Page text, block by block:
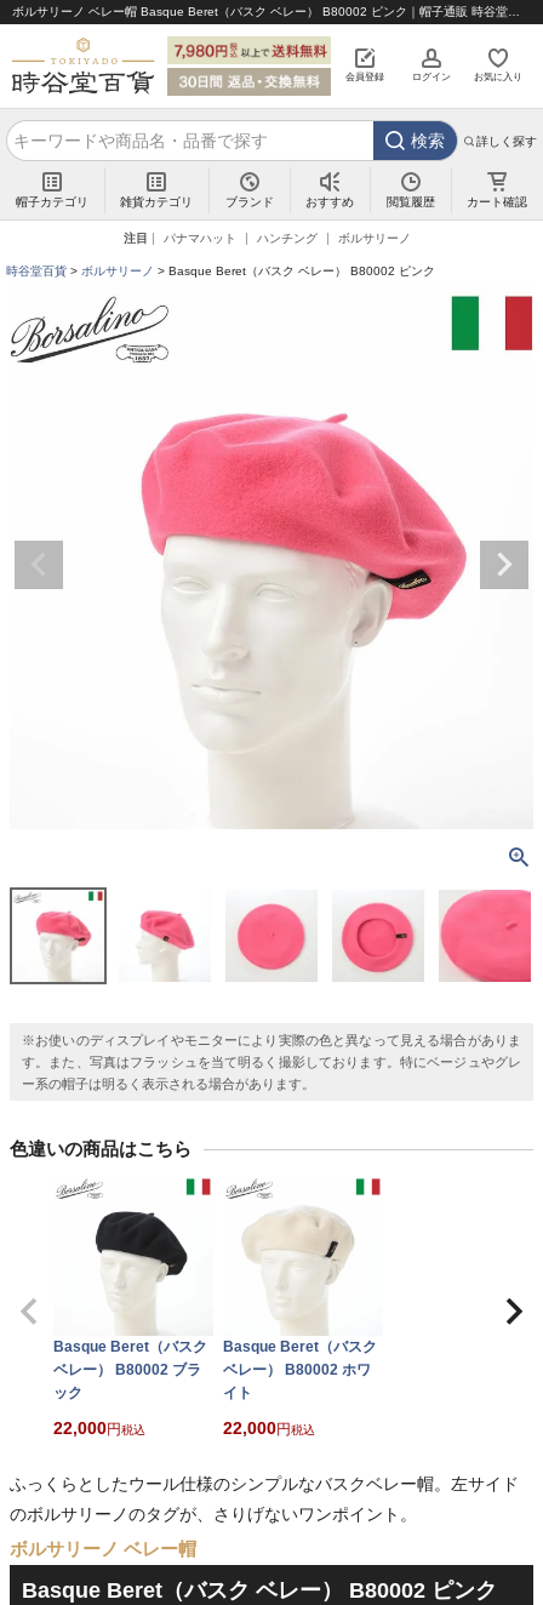
会員登録 ログイン お気に入り
検索 詳しく探す
帽子カテゴリ 雑貨カテゴリ ブランド おすすめ 閲覧履歴 カート確認
注目 パナマハット ハンチング ボルサリーノ
時谷堂百貨 ボルサリーノ Basque Beret（バスク ベレー） B80002 ピンク
※お使いのディスプレイやモニターにより実際の色と異なって見える場合がありま
す。また、写真はフラッシュを当て明るく撮影しております。特にベージュやグレ
ー系の帽子は明るく表示される場合があります。
色違いの商品はこちら
Basque Beret（バスク
ベレー） B80002 ブラ
ック
22,000 税込
Basque Beret（バスク
ベレー） B80002 ホワ
イト
22,000 税込
ふっくらとしたウール仕様のシンプルなバスクベレー帽。左サイド
のボルサリーノのタグが、さりげないワンポイント。
ボルサリーノ ベレー帽
Basque Beret（バスク ベレー） B80002 ピンク